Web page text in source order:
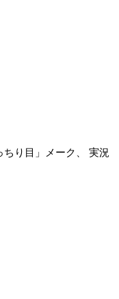
ちり目」メーク、 実況